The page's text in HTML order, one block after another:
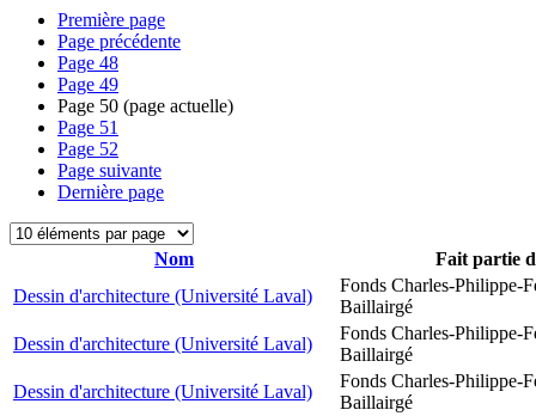
Première page
Page précédente
Page 48
Page 49
Page 50 (page actuelle)
Page 51
Page 52
Page suivante
Dernière page
Nom
Fait partie
Dessin d'architecture (Université Laval)
Fonds Charles-Philippe-
Baillairgé
Dessin d'architecture (Université Laval)
Fonds Charles-Philippe-
Baillairgé
Dessin d'architecture (Université Laval)
Fonds Charles-Philippe-
Baillairgé